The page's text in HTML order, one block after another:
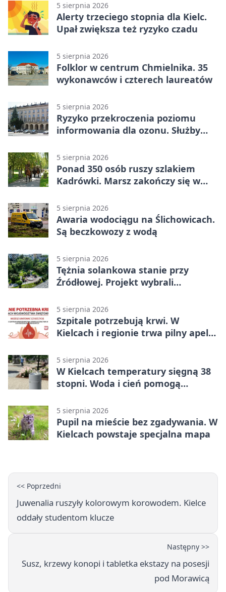
5 sierpnia 2026
Alerty trzeciego stopnia dla Kielc.
Upał zwiększa też ryzyko czadu
5 sierpnia 2026
Folklor w centrum Chmielnika. 35
wykonawców i czterech laureatów
5 sierpnia 2026
Ryzyko przekroczenia poziomu
informowania dla ozonu. Służby
5 sierpnia 2026
Ponad 350 osób ruszy szlakiem
Kadrówki. Marsz zakończy się w
5 sierpnia 2026
Awaria wodociągu na Ślichowicach.
Są beczkowozy z wodą
5 sierpnia 2026
Tężnia solankowa stanie przy
Źródłowej. Projekt wybrali
5 sierpnia 2026
Szpitale potrzebują krwi. W
Kielcach i regionie trwa pilny apel
5 sierpnia 2026
W Kielcach temperatury sięgną 38
stopni. Woda i cień pomogą
5 sierpnia 2026
Pupil na mieście bez zgadywania. W
Kielcach powstaje specjalna mapa
<< Poprzedni
Juwenalia ruszyły kolorowym korowodem. Kielce
oddały studentom klucze
Następny >>
Susz, krzewy konopi i tabletka ekstazy na posesji
pod Morawicą